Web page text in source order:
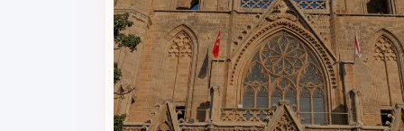
برای خرید از مراکز تجاری وان، قدم‌زدن در خیابان